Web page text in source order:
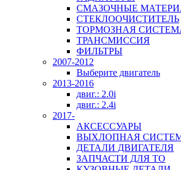
СМАЗОЧНЫЕ
СТЕКЛООЧИСТИТЕЛЬ
ТОРМОЗНАЯ
ТРАНСМИССИЯ
ФИЛЬТРЫ
2007-2012
Выберите двигатель
2013-2016
двиг.: 2.0i
двиг.: 2.4i
2017-
АКСЕССУАРЫ
ВЫХЛОПНАЯ
ДЕТАЛИ ДВИГАТЕЛЯ
ЗАПЧАСТИ ДЛЯ ТО